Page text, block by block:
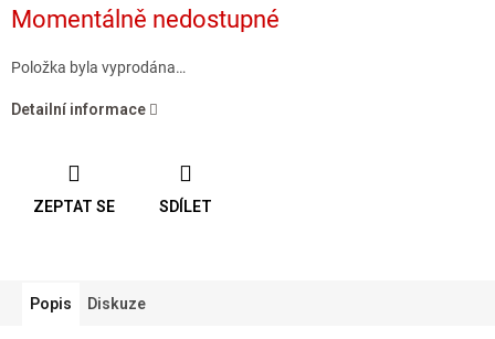
cena:
Momentálně nedostupné
Položka byla vyprodána…
Detailní informace
ZEPTAT SE SDÍLET
Popis Diskuze